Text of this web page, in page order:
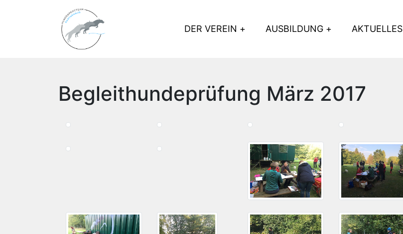
DER VEREIN AUSBILDUNG AKTUELLES
Begleithundeprüfung März 2017